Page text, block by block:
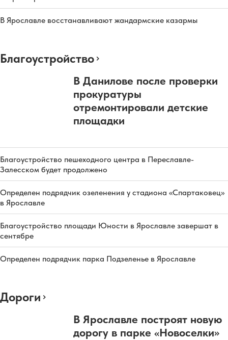
В Ярославле восстанавливают жандармские казармы
Благоустройство
В Данилове после проверки
прокуратуры
отремонтировали детские
площадки
Благоустройство пешеходного центра в Переславле-
Залесском будет продолжено
Определен подрядчик озеленения у стадиона «Спартаковец»
в Ярославле
Благоустройство площади Юности в Ярославле завершат в
сентябре
Определен подрядчик парка Подзеленье в Ярославле
Дороги
В Ярославле построят новую
дорогу в парке «Новоселки»